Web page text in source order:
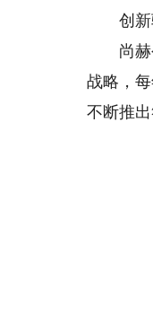
创新
尚赫公
战略，
不断推